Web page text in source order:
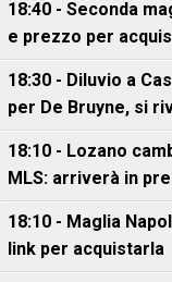
18:40 - Seconda
e prezzo per
18:30 - Diluvio a
per De Bruyne, si
18:10 - Lozano
MLS: arriverà in
18:10 - Maglia
link per acquistarla